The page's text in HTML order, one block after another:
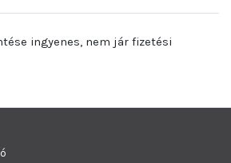
ingyenes, nem jár fizetési